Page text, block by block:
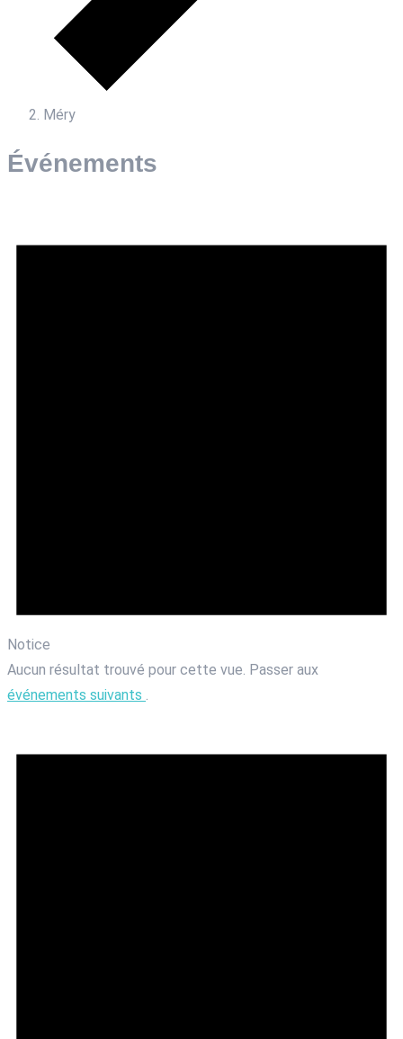
Méry
Événements
Notice
Aucun résultat trouvé pour cette vue. Passer aux
événements suivants .